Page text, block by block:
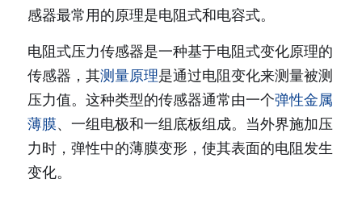
感器最常用的原理是电阻式和电容式。
电阻式压力传感器是一种基于电阻式变化原理的
传感器，其测量原理是通过电阻变化来测量被测
压力值。这种类型的传感器通常由一个弹性金属
薄膜、一组电极和一组底板组成。当外界施加压
力时，弹性中的薄膜变形，使其表面的电阻发生
变化。